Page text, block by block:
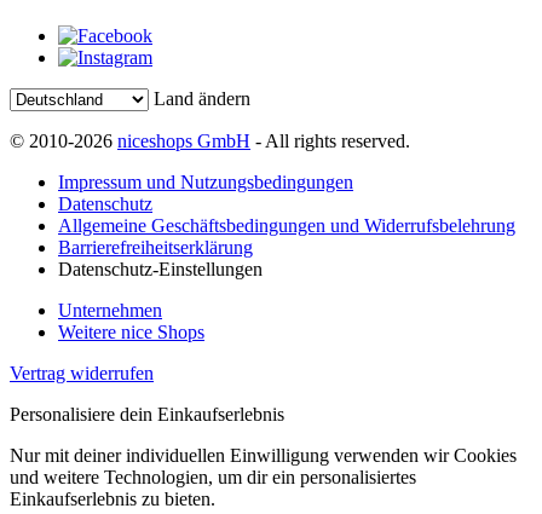
Land ändern
© 2010-2026 niceshops GmbH - All rights reserved.
Impressum und Nutzungsbedingungen
Datenschutz
Allgemeine Geschäftsbedingungen und Widerrufsbelehrung
Barrierefreiheitserklärung
Datenschutz-Einstellungen
Unternehmen
Weitere nice Shops
Vertrag widerrufen
Personalisiere dein Einkaufserlebnis
Nur mit deiner individuellen Einwilligung verwenden wir Cookies
und weitere Technologien, um dir ein personalisiertes
Einkaufserlebnis zu bieten.